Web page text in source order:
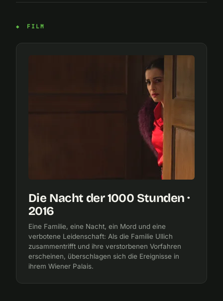
FILM
Die Nacht der 1000 Stunden ·
2016
Eine Familie, eine Nacht, ein Mord und eine
verbotene Leidenschaft: Als die Familie Ullich
zusammentrifft und ihre verstorbenen Vorfahren
erscheinen, überschlagen sich die Ereignisse in
ihrem Wiener Palais.